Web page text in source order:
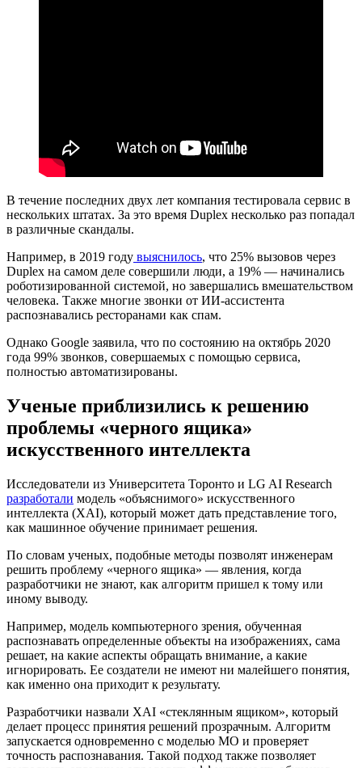
В течение последних двух лет компания тестировала сервис в
нескольких штатах. За это время Duplex несколько раз попадал
в различные скандалы.
Например, в 2019 году выяснилось, что 25% вызовов через
Duplex на самом деле совершили люди, а 19% — начинались
роботизированной системой, но завершались вмешательством
человека. Также многие звонки от ИИ-ассистента
распознавались ресторанами как спам.
Однако Google заявила, что по состоянию на октябрь 2020
года 99% звонков, совершаемых с помощью сервиса,
полностью автоматизированы.
Ученые приблизились к решению
проблемы «черного ящика»
искусственного интеллекта
Исследователи из Университета Торонто и LG AI Research
разработали модель «объяснимого» искусственного
интеллекта (XAI), который может дать представление того,
как машинное обучение принимает решения.
По словам ученых, подобные методы позволят инженерам
решить проблему «черного ящика» — явления, когда
разработчики не знают, как алгоритм пришел к тому или
иному выводу.
Например, модель компьютерного зрения, обученная
распознавать определенные объекты на изображениях, сама
решает, на какие аспекты обращать внимание, а какие
игнорировать. Ее создатели не имеют ни малейшего понятия,
как именно она приходит к результату.
Разработчики назвали XAI «стеклянным ящиком», который
делает процесс принятия решений прозрачным. Алгоритм
запускается одновременно с моделью МО и проверяет
точность распознавания. Такой подход также позволяет